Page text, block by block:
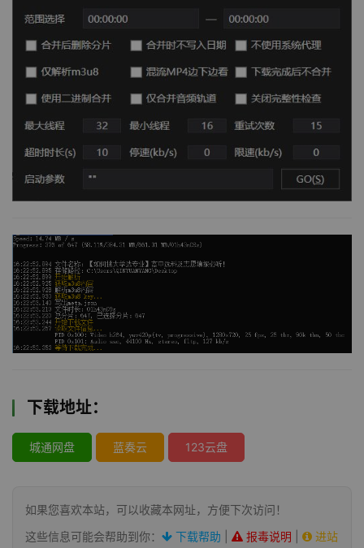
下载地址：
城通网盘 蓝奏云 123云盘
如果您喜欢本站，可以收藏本网址，方便下次访问！
这些信息可能会帮助到你：
下载帮助 报毒说明
进站